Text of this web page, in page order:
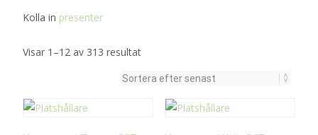
Kolla in presenter
Visar 1–12 av 313 resultatSortera
senaste